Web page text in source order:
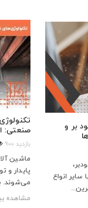
صنعتی:
900 بازدید
ماشین
پایدار و
می‌شوند.
مشاهده
بر و
سایر انواع